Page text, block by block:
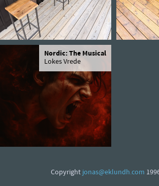
Nordic: The Musical
Lokes Vrede
Copyright jonas@eklundh.com